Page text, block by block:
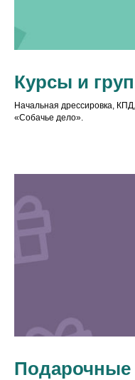
Курсы и
Начальная дрессировка,
«Собачье дело».
Подарочные